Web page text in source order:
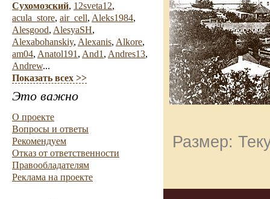
Сухомозский, 12sveta12,
acula_store, air_cell, Aleks1984,
Alesgood, AlesyaSH,
Alexabohanskiy, Alexanis, Alkore,
am04, Anatol191 , And1 , Andres13,
Andrew...
Показать всех >>
Это важно
О проекте
Вопросы и ответы
Рекомендуем
Отказ от ответственности
Правообладателям
Реклама на проекте
Размер: